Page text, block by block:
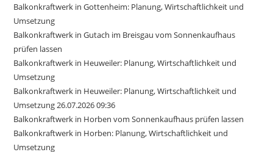
Balkonkraftwerk in Gottenheim: Planung, Wirtschaftlichkeit und
Umsetzung
Balkonkraftwerk in Gutach im Breisgau vom Sonnenkaufhaus
prüfen lassen
Balkonkraftwerk in Heuweiler: Planung, Wirtschaftlichkeit und
Umsetzung
Balkonkraftwerk in Heuweiler: Planung, Wirtschaftlichkeit und
Umsetzung 26.07.2026 09:36
Balkonkraftwerk in Horben vom Sonnenkaufhaus prüfen lassen
Balkonkraftwerk in Horben: Planung, Wirtschaftlichkeit und
Umsetzung